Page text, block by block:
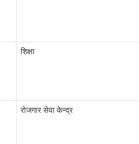
शिक्षा
रोजगार सेवा केन्द्र